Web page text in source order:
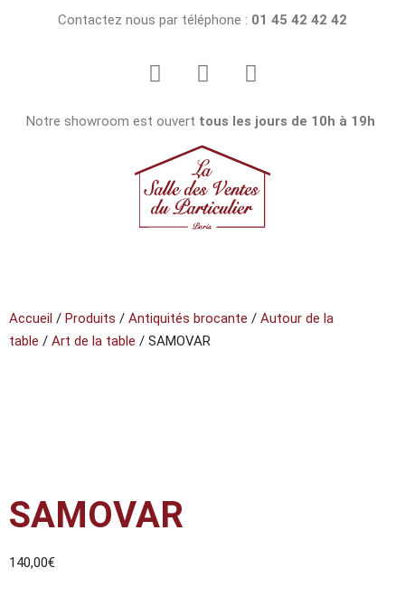
Contactez nous par téléphone : 01 45 42 42 42
Notre showroom est ouvert tous les jours de 10h à 19h
Accueil / Produits / Antiquités brocante / Autour de la
table / Art de la table / SAMOVAR
SAMOVAR
140,00€